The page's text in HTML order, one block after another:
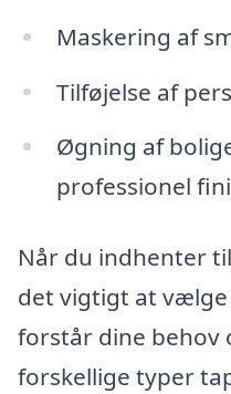
Maskering af
Tilføjelse af
Øgning af
professionel
Når du indhenter
det vigtigt at
forstår dine behov
forskellige typer